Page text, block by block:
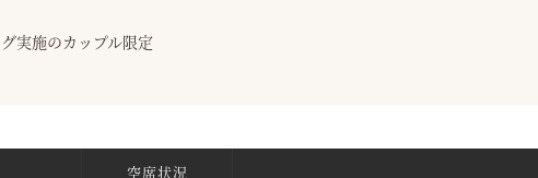
実施のカップル限定
空席状況